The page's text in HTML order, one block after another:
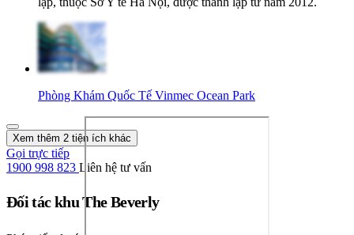
Phòng Khám Quốc Tế Vinmec Ocean Park
Xem thêm 2 tiện ích khác
Gọi trực tiếp
1900 998 823 Liên hệ tư vấn
Đối tác khu The Beverly